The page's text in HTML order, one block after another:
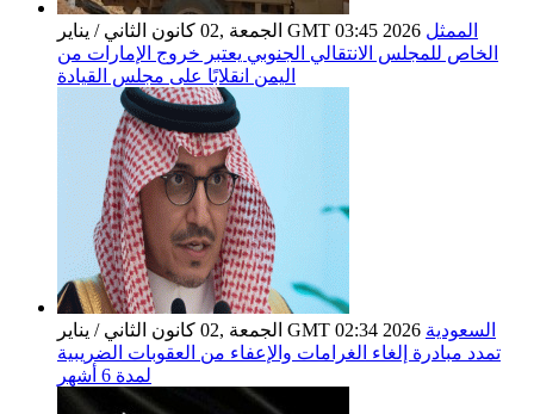
الجمعة ,02 كانون الثاني / يناير GMT 03:45 2026 الممثل
الخاص للمجلس الانتقالي الجنوبي يعتبر خروج الإمارات من
اليمن انقلابًا على مجلس القيادة
الجمعة ,02 كانون الثاني / يناير GMT 02:34 2026 السعودية
تمدد مبادرة إلغاء الغرامات والإعفاء من العقوبات الضريبية
لمدة 6 أشهر